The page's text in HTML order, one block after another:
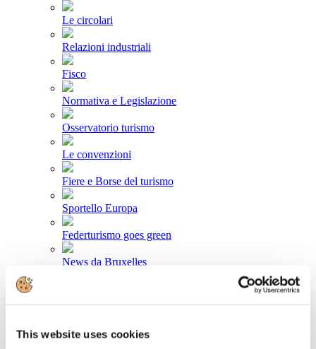
This website uses cookies
Le circolari
Relazioni industriali
Fisco
Normativa e Legislazione
Osservatorio turismo
Le convenzioni
Fiere e Borse del turismo
Sportello Europa
Federturismo goes green
News da Bruxelles
Newsletter